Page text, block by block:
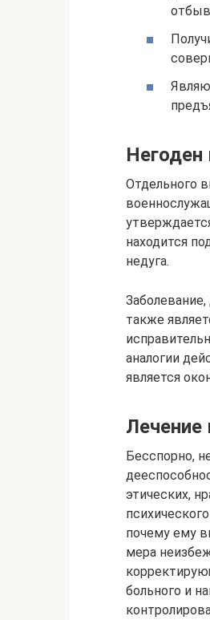
Негоден
Отдельного
находится
недуга.
также
аналогии
является
Лечение
Бесспорно,
этических,
почему ему
мера
больного и